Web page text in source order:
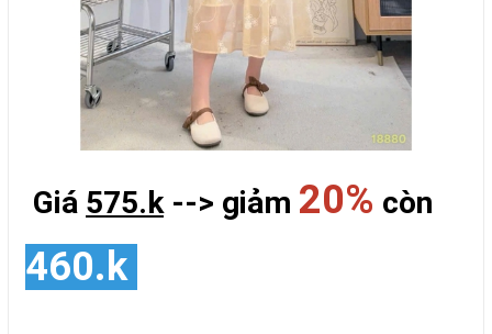
Giá 575.k--> giảm 20% còn
460.k